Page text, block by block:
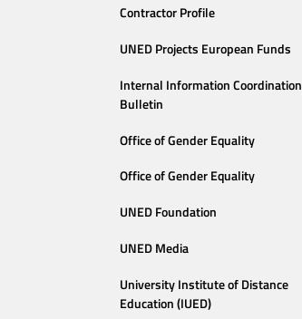
Contractor Profile
UNED Projects European Funds
Internal Information Coordination
Bulletin
Office of Gender Equality
Office of Gender Equality
UNED Foundation
UNED Media
University Institute of Distance
Education (IUED)